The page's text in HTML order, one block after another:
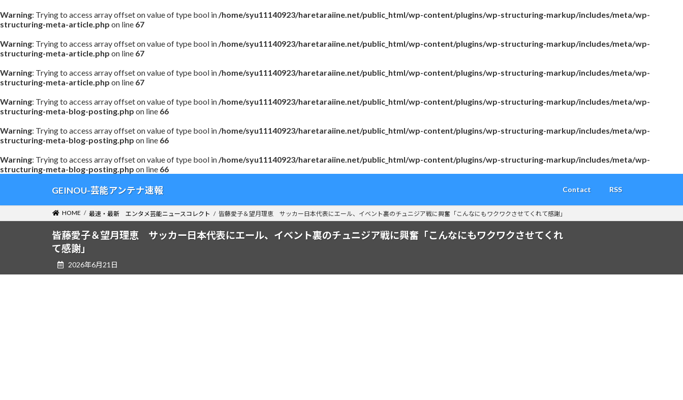
Warning: Trying to access array offset on value of type bool in/home/syu11140923/haretaraiine.net/public_html/wp-content/plugins/wp-structuring-markup/includes/meta/wp-
structuring-meta-article.php on line 67
Warning: Trying to access array offset on value of type bool in/home/syu11140923/haretaraiine.net/public_html/wp-content/plugins/wp-structuring-markup/includes/meta/wp-
structuring-meta-article.php on line 67
Warning: Trying to access array offset on value of type bool in/home/syu11140923/haretaraiine.net/public_html/wp-content/plugins/wp-structuring-markup/includes/meta/wp-
structuring-meta-article.php on line 67
Warning: Trying to access array offset on value of type bool in/home/syu11140923/haretaraiine.net/public_html/wp-content/plugins/wp-structuring-markup/includes/meta/wp-
structuring-meta-blog-posting.php on line 66
Warning: Trying to access array offset on value of type bool in/home/syu11140923/haretaraiine.net/public_html/wp-content/plugins/wp-structuring-markup/includes/meta/wp-
structuring-meta-blog-posting.php on line 66
Warning: Trying to access array offset on value of type bool in/home/syu11140923/haretaraiine.net/public_html/wp-content/plugins/wp-structuring-markup/includes/meta/wp-
structuring-meta-blog-posting.php on line 66
テ
ッ
ゲ
移
GEINOU-芸能アンテナ速報 Contact RSS
HOME 最速・最新 エンタメ芸能ニュースコレクト 皆藤愛子＆望月理恵 サッカー日本代表にエール、イベント裏のチュニジア戦に興奮「こんなにもワクワクさせてくれて感謝」
皆藤愛子＆望月理恵 サッカー日本代表にエール、イベント裏のチュニジア戦に興奮「こんなにもワクワクさせてくれ
て感謝」
2026年6月21日